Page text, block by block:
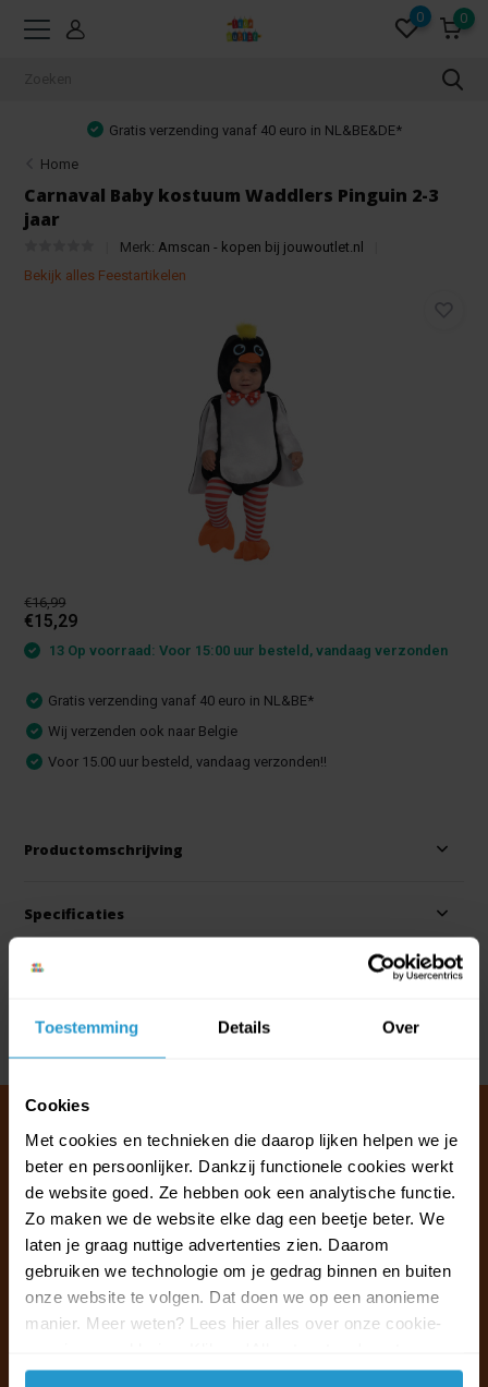
Toestemming Details Over
Cookies
Met cookies en technieken die daarop lijken helpen we je
beter en persoonlijker. Dankzij functionele cookies werkt
de website goed. Ze hebben ook een analytische functie.
Zo maken we de website elke dag een beetje beter. We
laten je graag nuttige advertenties zien. Daarom
gebruiken we technologie om je gedrag binnen en buiten
onze website te volgen. Dat doen we op een anonieme
manier. Meer weten? Lees hier alles over onze cookie-
accepteren.
0 0
Gratis verzending vanaf 40 euro in NL&BE&DE*
Home
Carnaval Baby kostuum Waddlers Pinguin 2-3
jaar
Merk: Amscan - kopen bij jouwoutlet.nl
Bekijk alles Feestartikelen
€16,99
€15,29
13 Op voorraad: Voor 15:00 uur besteld, vandaag verzonden
Gratis verzending vanaf 40 euro in NL&BE*
Wij verzenden ook naar Belgie
Voor 15.00 uur besteld, vandaag verzonden!!
Productomschrijving
Specificaties
Reviews
Klantenservice & FAQ
Wij staan voor u klaar.
Ma t/m vr van 09:30 - 16:00 telefonisch
+31 (0)13 785 62 41
Naar de klantenservice & FAQ